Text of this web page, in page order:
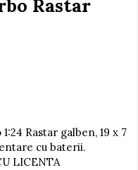
Rastar
Rastar galben, 19 x 7
cu baterii.
LICENTA